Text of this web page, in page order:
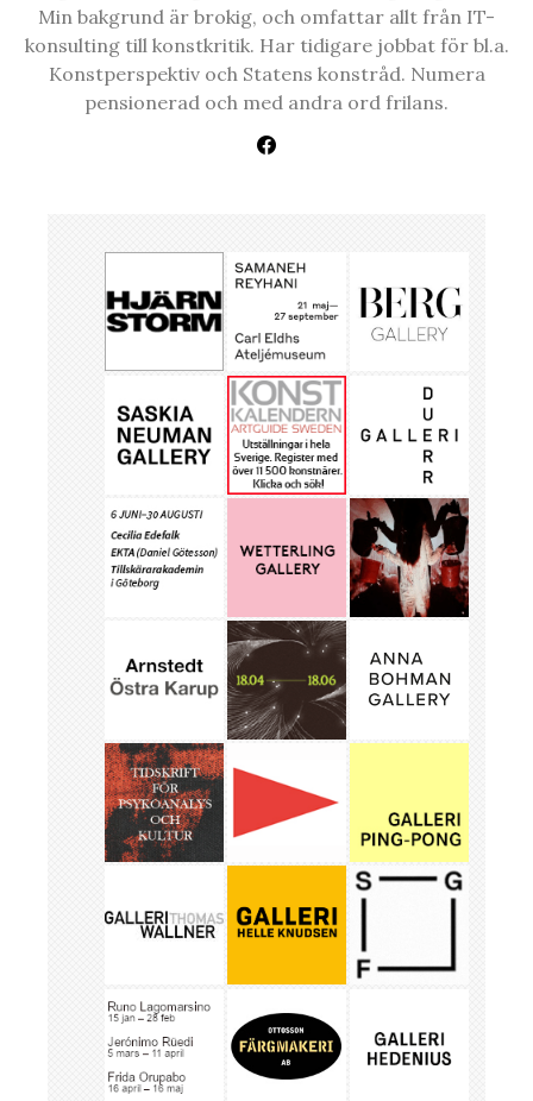
Min bakgrund är brokig, och omfattar allt från IT-
konsulting till konstkritik. Har tidigare jobbat för bl.a.
Konstperspektiv och Statens konstråd. Numera
pensionerad och med andra ord frilans.